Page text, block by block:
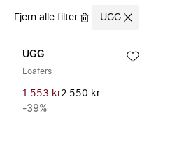
Fjern alle filter UGG
UGG
Loafers
1 553 kr2 550 kr
-39%